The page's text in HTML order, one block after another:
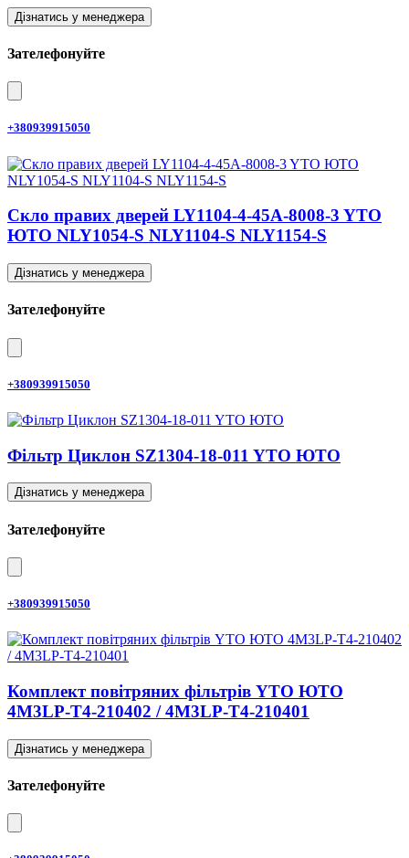
Дізнатись у менеджера
Зателефонуйте
+380939915050
Скло правих дверей LY1104-4-45A-8008-3 YTO
ЮТО NLY1054-S NLY1104-S NLY1154-S
Дізнатись у менеджера
Зателефонуйте
+380939915050
Фільтр Циклон SZ1304-18-011 YTO ЮТО
Дізнатись у менеджера
Зателефонуйте
+380939915050
Комплект повітряних фільтрів YTO ЮТО
4M3LP-T4-210402 / 4M3LP-T4-210401
Дізнатись у менеджера
Зателефонуйте